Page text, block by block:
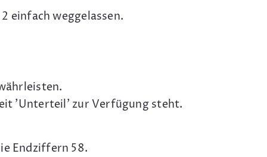
einfach weggelassen.
'Unterteil' zur Verfügung steht.
Endziffern 58.